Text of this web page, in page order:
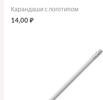
Карандаши с логотипом
14,00₽